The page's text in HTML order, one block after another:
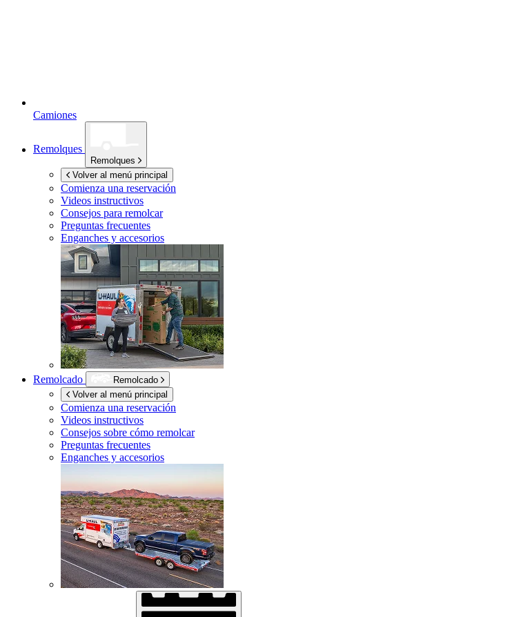
Camiones
Remolques
Remolques
Volver al menú principal
Comienza una reservación
Videos instructivos
Consejos para remolcar
Preguntas frecuentes
Enganches y accesorios
Remolcado
Remolcado
Volver al menú principal
Comienza una reservación
Videos instructivos
Consejos sobre cómo remolcar
Preguntas frecuentes
Enganches y accesorios